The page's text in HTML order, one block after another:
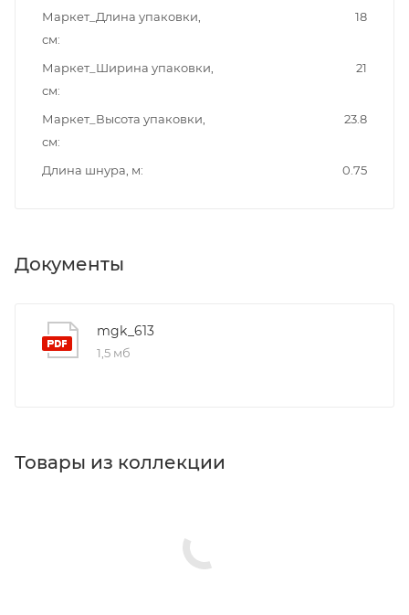
Маркет_Длина упаковки,
см
18
Маркет_Ширина упаковки,
см
21
Маркет_Высота упаковки,
см
23.8
Длина шнура, м 0.75
Документы
mgk_613
1,5 мб
Товары из коллекции